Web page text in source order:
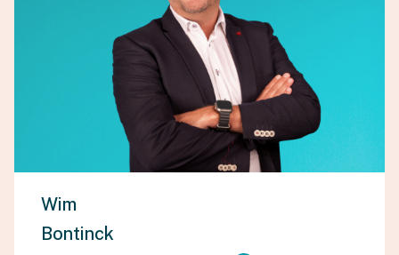
Wim
Bontinck